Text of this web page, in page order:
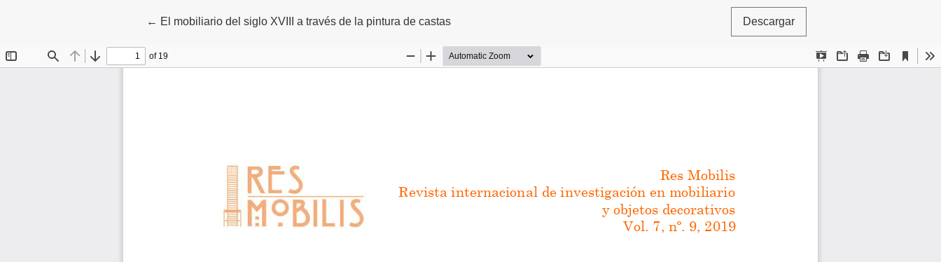
← Volver a los detalles del artículo
El mobiliario del siglo XVIII a través de la pintura de castas Descargar